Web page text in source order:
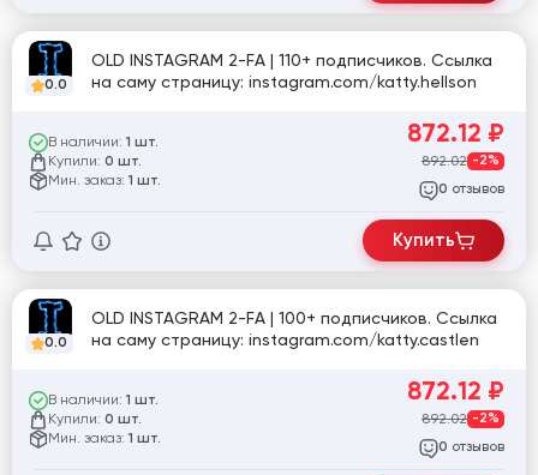
0.0
OLD INSTAGRAM 2-FA | 110+ подписчиков. Ссылка
на саму страницу: instagram.com/katty.hellson
В наличии: 1 шт.
Купили: 0 шт.
Мин. заказ: 1 шт.
872.12 ₽
892.02 -2%
0 отзывов
Купить
0.0
OLD INSTAGRAM 2-FA | 100+ подписчиков. Ссылка
на саму страницу: instagram.com/katty.castlen
В наличии: 1 шт.
Купили: 0 шт.
Мин. заказ: 1 шт.
872.12 ₽
892.02 -2%
0 отзывов